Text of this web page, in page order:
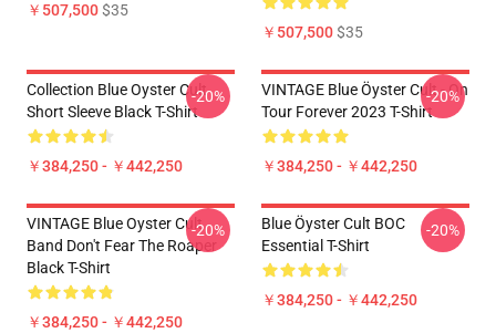
￥507,500$35
￥507,500$35
Collection Blue Oyster Cult
Short Sleeve Black T-Shirt
￥384,250 - ￥442,250
-20%
VINTAGE Blue Öyster Cult - On
Tour Forever 2023 T-Shirt
￥384,250 - ￥442,250
-20%
VINTAGE Blue Oyster Cult
Band Don't Fear The Roaper
Black T-Shirt
￥384,250 - ￥442,250
-20%
Blue Öyster Cult BOC
Essential T-Shirt
￥384,250 - ￥442,250
-20%